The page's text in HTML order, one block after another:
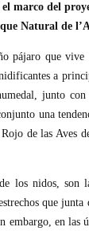
el marco del
Natural de
pájaro que vive
a
junto
una
de las Aves
los nidos, son
que
en las